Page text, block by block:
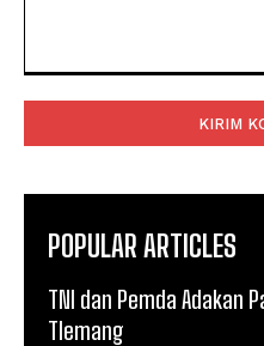
POPULAR ARTICLES
TNI dan Pemda Adakan
Tlemang